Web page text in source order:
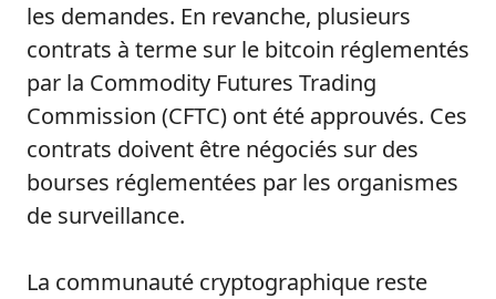
les demandes. En revanche, plusieurs
contrats à terme sur le bitcoin réglementés
par la Commodity Futures Trading
Commission (CFTC) ont été approuvés. Ces
contrats doivent être négociés sur des
bourses réglementées par les organismes
de surveillance.
La communauté cryptographique reste